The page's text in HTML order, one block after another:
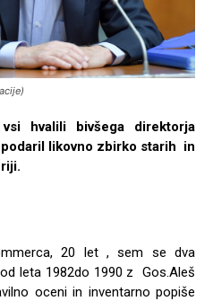
hvalili bivšega direktorja
likovno zbirko starih in
20 let , sem se dva
leta 1982do 1990 z Gos.Aleš
oceni in inventarno popiše